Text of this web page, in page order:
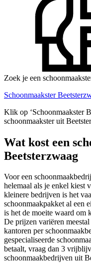
Zoek je een
Schoonmaakster
Klik op ‘Schoonmaakster
schoonmaakster uit
Wat kost een
Beetsterzwaag
Voor een
helemaal als je enkel kiest
kleinere bedrijven is het
schoonmaakpakket al een
is het de moeite waard om
De prijzen variëren
kantoren per
gespecialiseerde
betaalt, vraag dan 3
schoonmaakbedrijven uit